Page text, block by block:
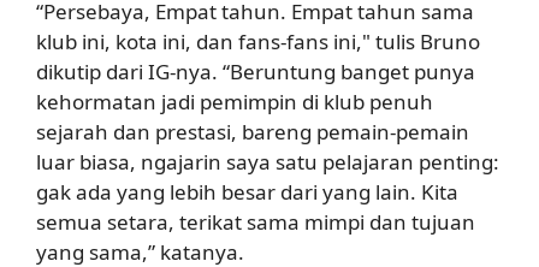
“Persebaya, Empat tahun. Empat tahun sama
klub ini, kota ini, dan fans-fans ini," tulis Bruno
dikutip dari IG-nya. “Beruntung banget punya
kehormatan jadi pemimpin di klub penuh
sejarah dan prestasi, bareng pemain-pemain
luar biasa, ngajarin saya satu pelajaran penting:
gak ada yang lebih besar dari yang lain. Kita
semua setara, terikat sama mimpi dan tujuan
yang sama,” katanya.